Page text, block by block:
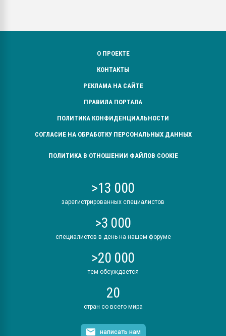
О ПРОЕКТЕ
КОНТАКТЫ
РЕКЛАМА НА САЙТЕ
ПРАВИЛА ПОРТАЛА
ПОЛИТИКА КОНФИДЕНЦИАЛЬНОСТИ
СОГЛАСИЕ НА ОБРАБОТКУ ПЕРСОНАЛЬНЫХ ДАННЫХ
ПОЛИТИКА В ОТНОШЕНИИ ФАЙЛОВ COOKIE
>13 000
зарегистрированных специалистов
>3 000
специалистов в день на нашем форуме
>20 000
тем обсуждается
20
стран со всего мира
написать нам